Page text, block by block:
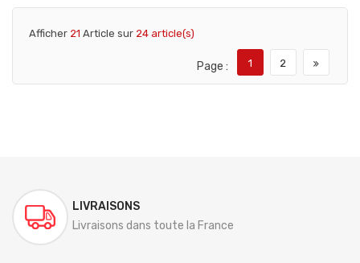
Afficher 21 Article sur 24 article(s)
Page : 1 2
LIVRAISONS
Livraisons dans toute la France